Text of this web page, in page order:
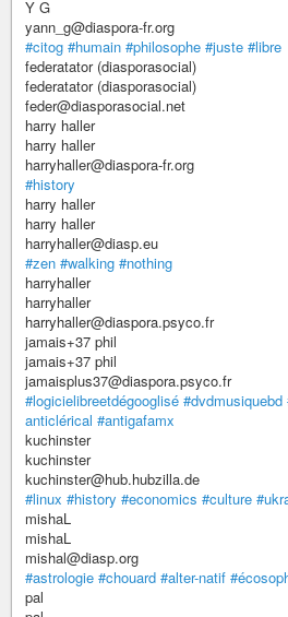
Y G
yann_g@diaspora-fr.org
#citog #humain #philosophe #juste #libre
federatator (diasporasocial)
federatator (diasporasocial)
feder@diasporasocial.net
harry haller
harry haller
harryhaller@diaspora-fr.org
#history
harry haller
harry haller
harryhaller@diasp.eu
#zen #walking #nothing
harryhaller
harryhaller
harryhaller@diaspora.psyco.fr
jamais+37 phil
jamais+37 phil
jamaisplus37@diaspora.psyco.fr
#logicielibreetdégooglisé #dvdmusiquebd
anticlérical #antigafamx
kuchinster
kuchinster
kuchinster@hub.hubzilla.de
#linux #history #economics #culture
mishaL
mishaL
mishal@diasp.org
#astrologie #chouard #alter-natif
pal